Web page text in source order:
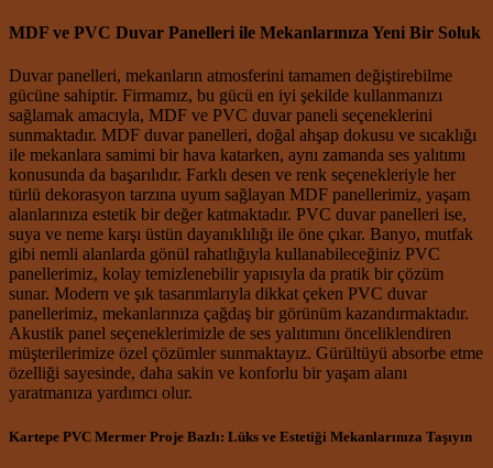
MDF ve PVC Duvar Panelleri ile Mekanlarınıza Yeni Bir Soluk
Duvar panelleri, mekanların atmosferini tamamen değiştirebilme
gücüne sahiptir. Firmamız, bu gücü en iyi şekilde kullanmanızı
sağlamak amacıyla, MDF ve PVC duvar paneli seçeneklerini
sunmaktadır. MDF duvar panelleri, doğal ahşap dokusu ve sıcaklığı
ile mekanlara samimi bir hava katarken, aynı zamanda ses yalıtımı
konusunda da başarılıdır. Farklı desen ve renk seçenekleriyle her
türlü dekorasyon tarzına uyum sağlayan MDF panellerimiz, yaşam
alanlarınıza estetik bir değer katmaktadır. PVC duvar panelleri ise,
suya ve neme karşı üstün dayanıklılığı ile öne çıkar. Banyo, mutfak
gibi nemli alanlarda gönül rahatlığıyla kullanabileceğiniz PVC
panellerimiz, kolay temizlenebilir yapısıyla da pratik bir çözüm
sunar. Modern ve şık tasarımlarıyla dikkat çeken PVC duvar
panellerimiz, mekanlarınıza çağdaş bir görünüm kazandırmaktadır.
Akustik panel seçeneklerimizle de ses yalıtımını önceliklendiren
müşterilerimize özel çözümler sunmaktayız. Gürültüyü absorbe etme
özelliği sayesinde, daha sakin ve konforlu bir yaşam alanı
yaratmanıza yardımcı olur.
Kartepe PVC Mermer Proje Bazlı: Lüks ve Estetiği Mekanlarınıza Taşıyın